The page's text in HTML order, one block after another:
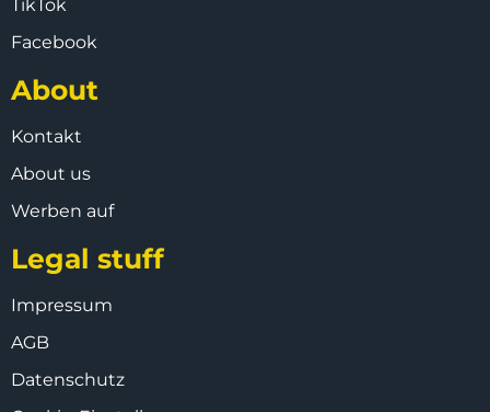
TikTok
Facebook
About
Kontakt
About us
Werben auf
Legal stuff
Impressum
AGB
Datenschutz